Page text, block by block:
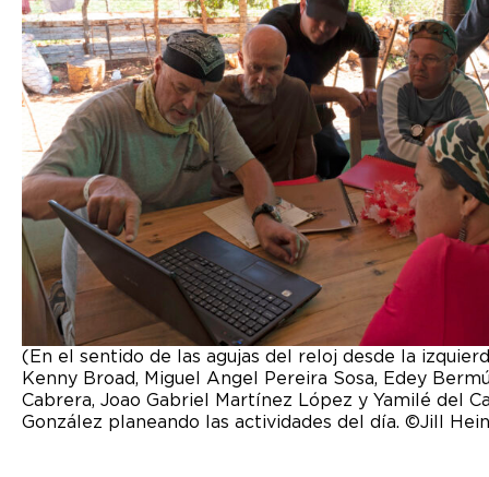
(En el sentido de las agujas del reloj desde la
Kenny Broad, Miguel Angel Pereira Sosa, Edey
Cabrera, Joao Gabriel Martínez López y Yamilé del
González planeando las actividades del día. ©Jill